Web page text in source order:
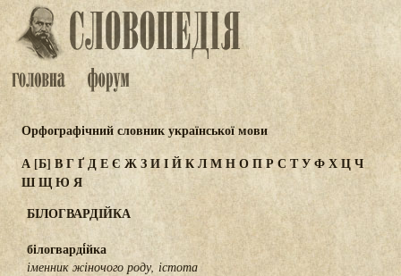
Орфографічний словник української мови
А[Б] ВГҐДЕЄ ЖЗИІЙКЛМНОПР СТУФХЦЧ
ШЩЮЯ
БІЛОГВАРДІЙКА
білогварді́йка
іменник жіночого роду, істота